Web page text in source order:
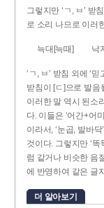
그렇지만 ‘ㄱ, ㅂ’ 받
로 소리 나므로 이러
늑대[늑때] 낙
‘ㄱ, ㅂ’ 받침 외에 ‘
받침이 [ㄷ]으로 발음
이러한 말 역시 된소
다. 이들은 ‘어간+어
이라서, ‘눈곱, 발바
것이다. 그렇지만 ‘똑
럼 같거나 비슷한 음
에 반영하여 같은 글
더 알아보기